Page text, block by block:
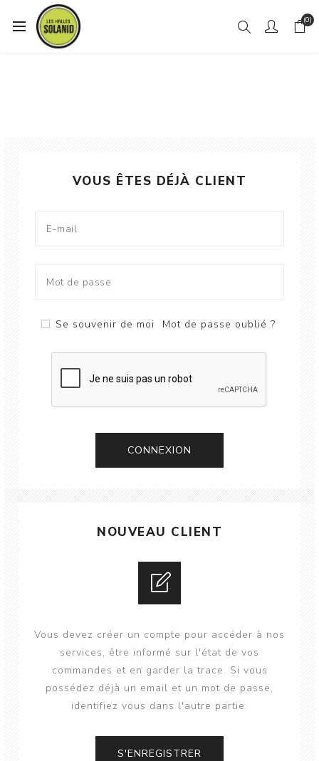
(0)
VOUS ÊTES DÉJÀ CLIENT
Se souvenir de moi Mot de passe oublié ?
CONNEXION
NOUVEAU CLIENT
Vous devez créer un compte pour accéder à nos
services, être informé sur l'état de vos
commandes et en garder la trace. Si vous
possédez déjà un email et un mot de passe,
identifiez vous dans l'autre partie.
S'ENREGISTRER